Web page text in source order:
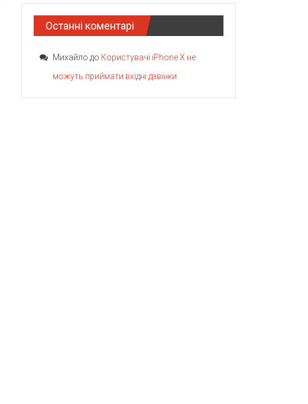
Останні коментарі
Михайло до Користувачі iPhone X не
можуть приймати вхідні дзвінки